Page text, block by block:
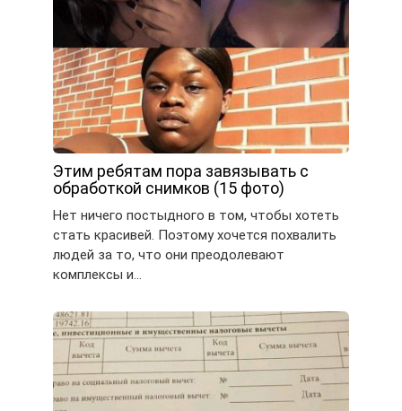
Этим ребятам пора завязывать с
обработкой снимков (15 фото)
Нет ничего постыдного в том, чтобы хотеть
стать красивей. Поэтому хочется похвалить
людей за то, что они преодолевают
комплексы и…